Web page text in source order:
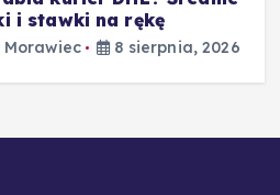
i stawki na rękę
8 sierpnia, 2026